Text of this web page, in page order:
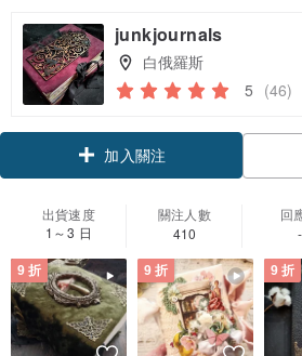
junkjournals
白俄羅斯
5 (46)
加入關注
出貨速度
1～3 日
關注人數
410
回
-
9 折 9 折 9 折